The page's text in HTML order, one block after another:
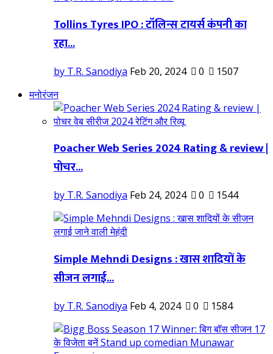
Tollins Tyres IPO : टॉलिन्स टायर्स कंपनी का
रहा...
by T.R. Sanodiya Feb 20, 2024 0
1507
मनोरंजन
Poacher Web Series 2024 Rating & review |
पोचर...
by T.R. Sanodiya Feb 24, 2024 0 1544
Simple Mehndi Designs : खास शादियों के
सीजन लगाई...
by T.R. Sanodiya Feb 4, 2024 0 1584